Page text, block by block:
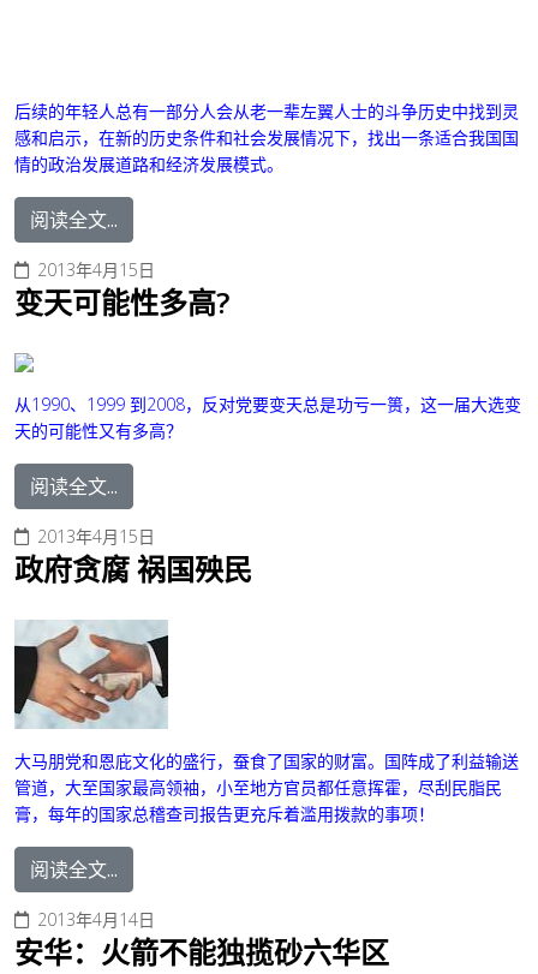
后续的年轻人总有一部分人会从老一辈左翼人士的斗争历史中找到灵
感和启示，在新的历史条件和社会发展情况下，找出一条适合我国国
情的政治发展道路和经济发展模式。
阅读全文...
2013年4月15日
变天可能性多高?
从1990、1999 到2008，反对党要变天总是功亏一篑，这一届大选变
天的可能性又有多高？
阅读全文...
2013年4月15日
政府贪腐 祸国殃民
大马朋党和恩庇文化的盛行，蚕食了国家的财富。 国阵成了利益输送
管道，大至国家最高领袖，小至地方官员都任意挥霍，尽刮民脂民
膏，每年的国家总稽查司报告更充斥着滥用拨款的事项！
阅读全文...
2013年4月14日
安华：火箭不能独揽砂六华区